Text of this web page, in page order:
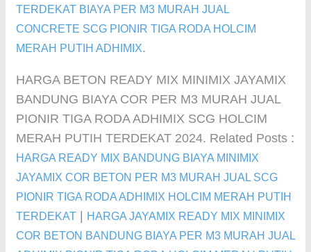
TERDEKAT BIAYA PER M3 MURAH JUAL
CONCRETE SCG PIONIR TIGA RODA HOLCIM
MERAH PUTIH ADHIMIX.
HARGA BETON READY MIX MINIMIX JAYAMIX
BANDUNG BIAYA COR PER M3 MURAH JUAL
PIONIR TIGA RODA ADHIMIX SCG HOLCIM
MERAH PUTIH TERDEKAT 2024. Related Posts :
HARGA READY MIX BANDUNG BIAYA MINIMIX
JAYAMIX COR BETON PER M3 MURAH JUAL SCG
PIONIR TIGA RODA ADHIMIX HOLCIM MERAH PUTIH
TERDEKAT
HARGA JAYAMIX READY MIX MINIMIX
COR BETON BANDUNG BIAYA PER M3 MURAH JUAL